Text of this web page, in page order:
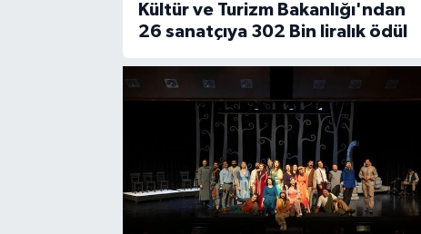
Kültür ve Turizm Bakanlığı'ndan
26 sanatçıya 302 Bin liralık ödül